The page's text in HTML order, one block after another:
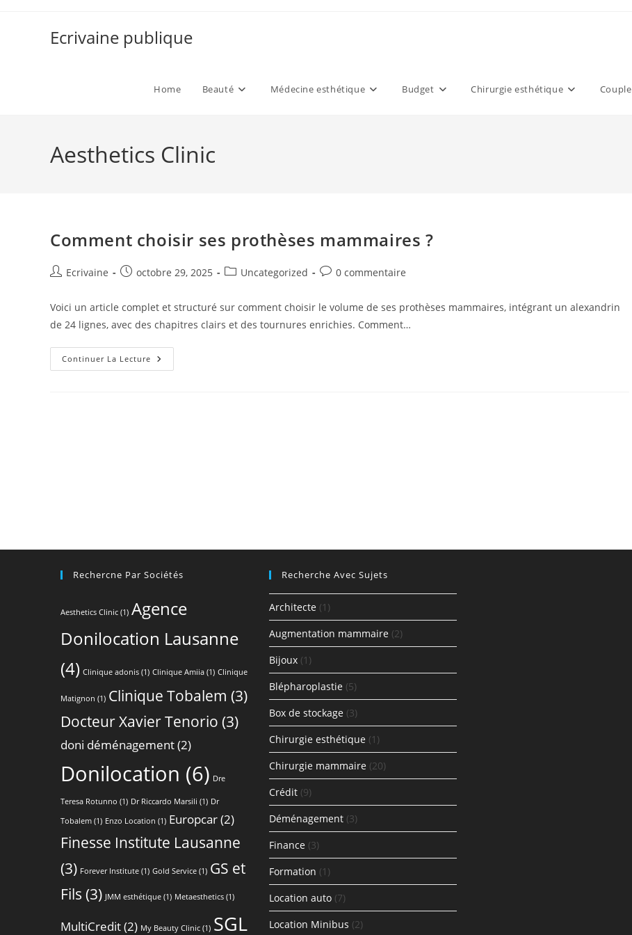
Ecrivaine publique
Home Beauté Médecine esthétique Budget Chirurgie esthétique Couple
Aesthetics Clinic
Comment choisir ses prothèses mammaires ?
Auteur/autrice
la
publication :
Ecrivaine
Publication
octobre 29, 2025
PostUncategorized
Commentaires
la
publication :
0 commentaire
Voici un article complet et structuré sur comment choisir le volume de ses prothèses mammaires, intégrant un alexandrin
de 24 lignes, avec des chapitres clairs et des tournures enrichies. Comment…
Continuer La Lecture Comment
Choisir
Rechercne Par Sociétés
Aesthetics Clinic (1) Agence
Donilocation Lausanne
(4) Clinique adonis (1) Clinique Amiia (1) Clinique
Matignon (1) Clinique Tobalem (3)
Docteur Xavier Tenorio (3)
doni déménagement(2)
Donilocation (6) Dre
Teresa Rotunno (1) Dr Riccardo Marsili (1) Dr
Tobalem (1) Enzo Location (1) Europcar(2)
Finesse Institute Lausanne
(3) Forever Institute (1) Gold Service (1) GS et
Fils (3) JMM esthétique (1) Metaesthetics (1)
MultiCredit(2) My Beauty Clinic (1) SGL
Recherche Avec Sujets
Architecte (1)
Augmentation mammaire (2)
Bijoux (1)
Blépharoplastie (5)
Box de stockage (3)
Chirurgie esthétique (1)
Chirurgie mammaire (20)
Crédit (9)
Déménagement (3)
Finance (3)
Formation (1)
Location auto (7)
Location Minibus (2)